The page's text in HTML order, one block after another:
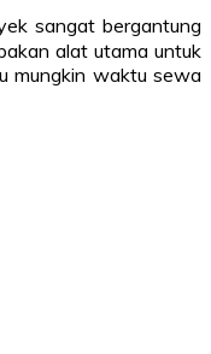
sangat bergantung
alat utama untuk
mungkin waktu sewa